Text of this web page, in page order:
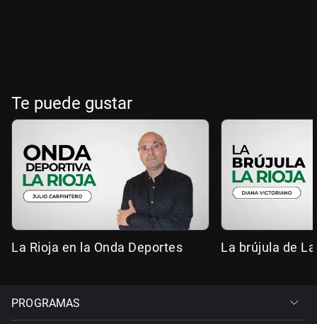
Te puede gustar
La Rioja en la Onda Deportes La brújula de
PROGRAMAS